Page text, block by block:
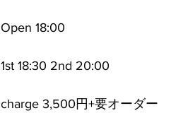
Open 18:00
1st 18:30 2nd 20:00
charge 3,500円+要オーダー